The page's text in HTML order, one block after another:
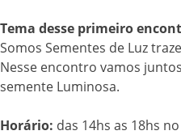
Tema desse primeiro
Somos Sementes de Luz
Nesse encontro vamos
semente Luminosa.
Horário: das 14hs as 18hs